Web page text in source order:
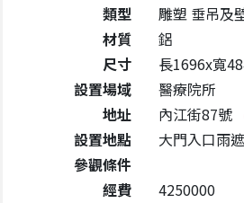
類型
雕塑 垂吊及
材質
鋁
尺寸
長1696x寬
設置場域
醫療院所
地址
內江街87號
設置地點
大門入口雨
參觀條件
經費
4250000